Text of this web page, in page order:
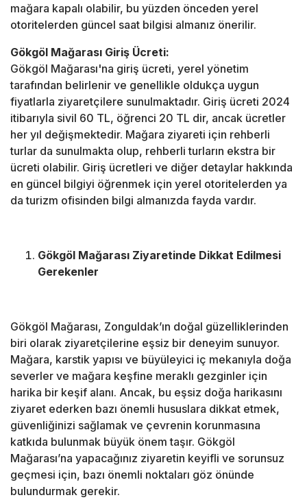
mağara kapalı olabilir, bu yüzden önceden yerel
otoritelerden güncel saat bilgisi almanız önerilir.
Gökgöl Mağarası Giriş Ücreti:
Gökgöl Mağarası'na giriş ücreti, yerel yönetim
tarafından belirlenir ve genellikle oldukça uygun
fiyatlarla ziyaretçilere sunulmaktadır. Giriş ücreti 2024
itibarıyla sivil 60 TL, öğrenci 20 TL dir, ancak ücretler
her yıl değişmektedir. Mağara ziyareti için rehberli
turlar da sunulmakta olup, rehberli turların ekstra bir
ücreti olabilir. Giriş ücretleri ve diğer detaylar hakkında
en güncel bilgiyi öğrenmek için yerel otoritelerden ya
da turizm ofisinden bilgi almanızda fayda vardır.
Gökgöl Mağarası Ziyaretinde Dikkat Edilmesi
Gerekenler
Gökgöl Mağarası, Zonguldak’ın doğal güzelliklerinden
biri olarak ziyaretçilerine eşsiz bir deneyim sunuyor.
Mağara, karstik yapısı ve büyüleyici iç mekanıyla doğa
severler ve mağara keşfine meraklı gezginler için
harika bir keşif alanı. Ancak, bu eşsiz doğa harikasını
ziyaret ederken bazı önemli hususlara dikkat etmek,
güvenliğinizi sağlamak ve çevrenin korunmasına
katkıda bulunmak büyük önem taşır. Gökgöl
Mağarası’na yapacağınız ziyaretin keyifli ve sorunsuz
geçmesi için, bazı önemli noktaları göz önünde
bulundurmak gerekir.